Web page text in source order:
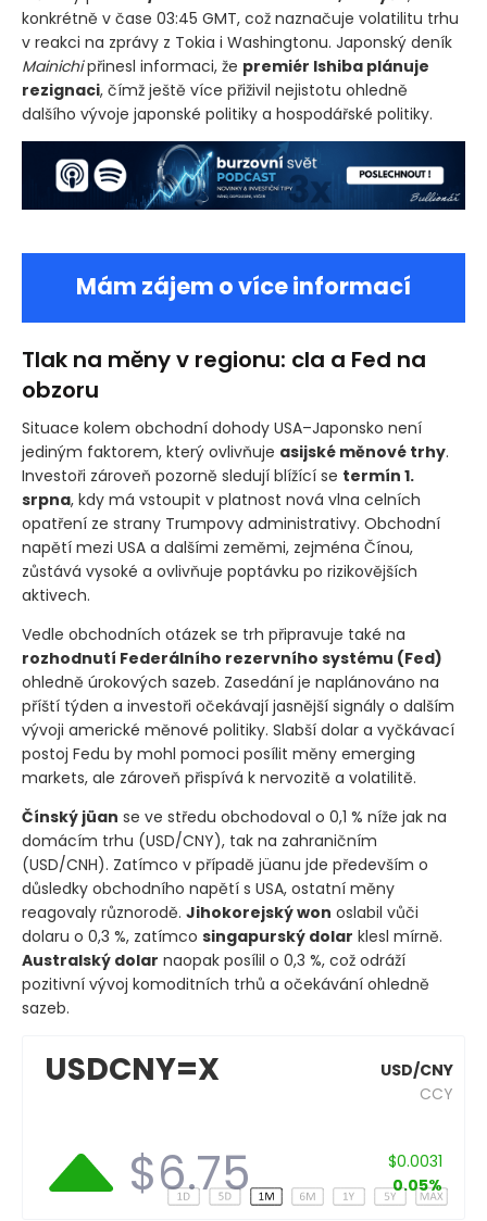
konkrétně v čase 03:45 GMT, což naznačuje volatilitu trhu
v reakci na zprávy z Tokia i Washingtonu. Japonský deník
Mainichipřinesl informaci, že premiér Ishiba plánuje
rezignaci, čímž ještě více přiživil nejistotu ohledně
dalšího vývoje japonské politiky a hospodářské politiky.
Mám zájem o více informací
Tlak na měny v regionu: cla a Fed na
obzoru
Situace kolem obchodní dohody USA–Japonsko není
jediným faktorem, který ovlivňuje asijské měnové trhy.
Investoři zároveň pozorně sledují blížící se termín 1.
srpna, kdy má vstoupit v platnost nová vlna celních
opatření ze strany Trumpovy administrativy. Obchodní
napětí mezi USA a dalšími zeměmi, zejména Čínou,
zůstává vysoké a ovlivňuje poptávku po rizikovějších
aktivech.
Vedle obchodních otázek se trh připravuje také na
rozhodnutí Federálního rezervního systému (Fed)
ohledně úrokových sazeb. Zasedání je naplánováno na
příští týden a investoři očekávají jasnější signály o dalším
vývoji americké měnové politiky. Slabší dolar a vyčkávací
postoj Fedu by mohl pomoci posílit měny emerging
markets, ale zároveň přispívá k nervozitě a volatilitě.
Čínský jüan se ve středu obchodoval o 0,1 % níže jak na
domácím trhu (USD/CNY), tak na zahraničním
(USD/CNH). Zatímco v případě jüanu jde především o
důsledky obchodního napětí s USA, ostatní měny
reagovaly různorodě. Jihokorejský won oslabil vůči
dolaru o 0,3 %, zatímco singapurský dolar klesl mírně.
Australský dolar naopak posílil o 0,3 %, což odráží
pozitivní vývoj komoditních trhů a očekávání ohledně
sazeb.
USDCNY=X
USD/CNY
CCY
$6.75
$0.0031
0.05%